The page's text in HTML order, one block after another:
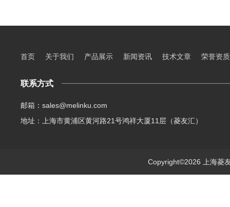
首页 关于我们 产品展示 新闻资讯 技术文章 荣誉资质
联系方式
邮箱：sales@melinku.com
地址：上海市黄浦区黄河路21号鸿祥大厦11层（菱友汇）
Copyright©2026 上海菱